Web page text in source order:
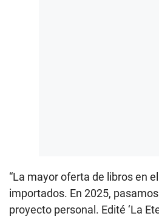
“La mayor oferta de libros en
importados. En 2025,
proyecto personal. Edité ‘La